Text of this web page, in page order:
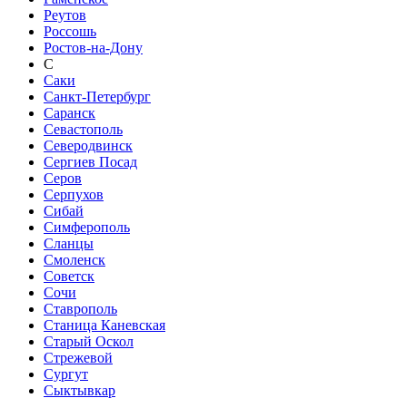
Реутов
Россошь
Ростов-на-Дону
С
Саки
Санкт-Петербург
Саранск
Севастополь
Северодвинск
Сергиев Посад
Серов
Серпухов
Сибай
Симферополь
Сланцы
Смоленск
Советск
Сочи
Ставрополь
Станица Каневская
Старый Оскол
Стрежевой
Сургут
Сыктывкар